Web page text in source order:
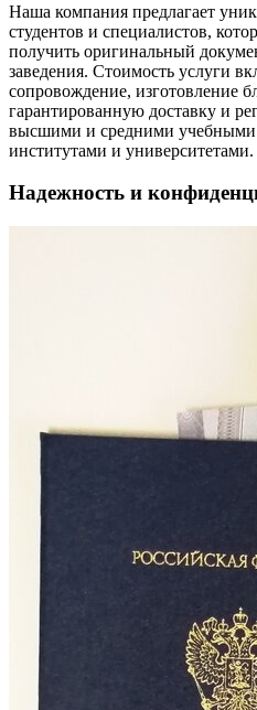
Наша компания предлагает
студентов и специалистов,
получить оригинальный
заведения. Стоимость услуги
сопровождение, изготовление
гарантированную доставку и
высшими и средними учебными
институтами и университетами.
Надежность и